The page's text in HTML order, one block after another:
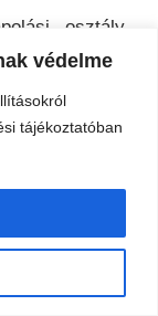
védelme
tájékoztatóban
osztály
bővült. A
úton lévő
került sor.
a Nemzeti